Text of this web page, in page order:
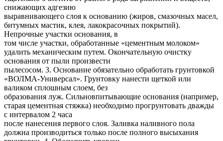
снижающих адгезию
выравнивающего слоя к основанию (жиров, смазочных масел,
битумных мастик, клея, лакокрасочных покрытий).
Непрочные участки основания, в
том числе участки, обработанные «цементным молоком»
удалить механическим путем. Окончательную очистку
основания от пыли произвести
пылесосом. 3. Основание обязательно обработать грунтовкой
«ВОЛМА-Универсал». Грунтовку нанести щеткой или
валиком сплошным слоем, без
образования луж. Сильновпитывающие основания (например,
старая цементная стяжка) необходимо прогрунтовать дважды
с интервалом 2 часа
после нанесения первого слоя. Заливка наливного пола
должна производиться только после полного высыхания